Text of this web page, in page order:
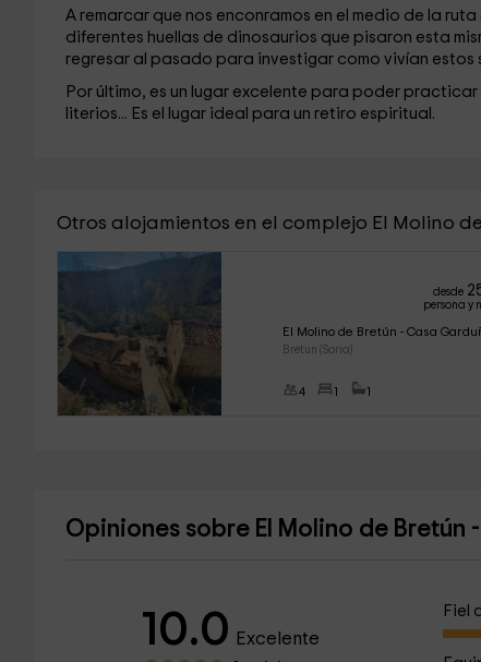
A remarcar que nos enconramos en el medio de la
diferentes huellas de dinosaurios que pisaron esta
regresar al pasado para investigar como vivían estos
Por último, es un lugar excelente para poder
literios... Es el lugar ideal para un retiro espiritual.
Otros alojamientos en el complejo El Molino
desde
persona y
El Molino de Bretún - Casa
Bretun (Soria)
4 1 1
Opiniones sobre El Molino de Bretún
10.0 Excelente
Fiel